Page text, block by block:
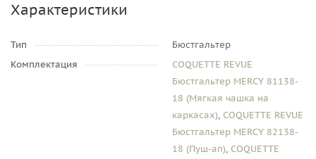
Характеристики
Тип
Бюстгальтер
Комплектация
COQUETTE REVUE
Бюстгальтер MERCY 81138-
18 (Мягкая чашка на
каркасах), COQUETTE REVUE
Бюстгальтер MERCY 82138-
18 (Пуш-ап), COQUETTE